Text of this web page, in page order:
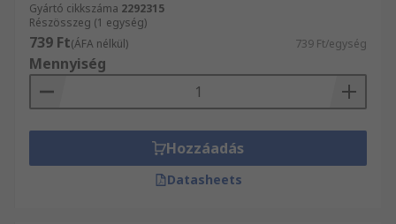
Gyártó cikkszáma 2292315
Részösszeg (1 egység)
739 Ft(ÁFA nélkül) 739 Ft/egység
Mennyiség
Hozzáadás
Datasheets